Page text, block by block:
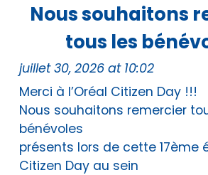
Nous souhaitons
tous les
juillet 30, 2026 at 10:02
Merci à l’Oréal Citizen Day !!!
Nous souhaitons remercier
bénévoles
présents lors de cette 17ème
Citizen Day au sein